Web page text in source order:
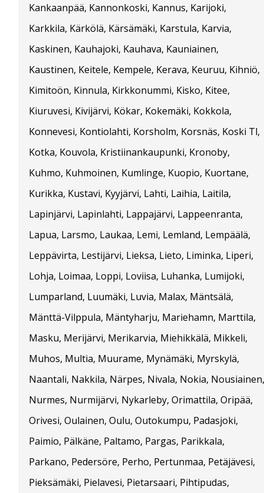
Kankaanpää, Kannonkoski, Kannus, Karijoki,
Karkkila, Kärkölä, Kärsämäki, Karstula, Karvia,
Kaskinen, Kauhajoki, Kauhava, Kauniainen,
Kaustinen, Keitele, Kempele, Kerava, Keuruu, Kihniö,
Kimitoön, Kinnula, Kirkkonummi, Kisko, Kitee,
Kiuruvesi, Kivijärvi, Kökar, Kokemäki, Kokkola,
Konnevesi, Kontiolahti, Korsholm, Korsnäs, Koski Tl,
Kotka, Kouvola, Kristiinankaupunki, Kronoby,
Kuhmo, Kuhmoinen, Kumlinge, Kuopio, Kuortane,
Kurikka, Kustavi, Kyyjärvi, Lahti, Laihia, Laitila,
Lapinjärvi, Lapinlahti, Lappajärvi, Lappeenranta,
Lapua, Larsmo, Laukaa, Lemi, Lemland, Lempäälä,
Leppävirta, Lestijärvi, Lieksa, Lieto, Liminka, Liperi,
Lohja, Loimaa, Loppi, Loviisa, Luhanka, Lumijoki,
Lumparland, Luumäki, Luvia, Malax, Mäntsälä,
Mänttä-Vilppula, Mäntyharju, Mariehamn, Marttila,
Masku, Merijärvi, Merikarvia, Miehikkälä, Mikkeli,
Muhos, Multia, Muurame, Mynämäki, Myrskylä,
Naantali, Nakkila, Närpes, Nivala, Nokia, Nousiainen,
Nurmes, Nurmijärvi, Nykarleby, Orimattila, Oripää,
Orivesi, Oulainen, Oulu, Outokumpu, Padasjoki,
Paimio, Pälkäne, Paltamo, Pargas, Parikkala,
Parkano, Pedersöre, Perho, Pertunmaa, Petäjävesi,
Pieksämäki, Pielavesi, Pietarsaari, Pihtipudas,